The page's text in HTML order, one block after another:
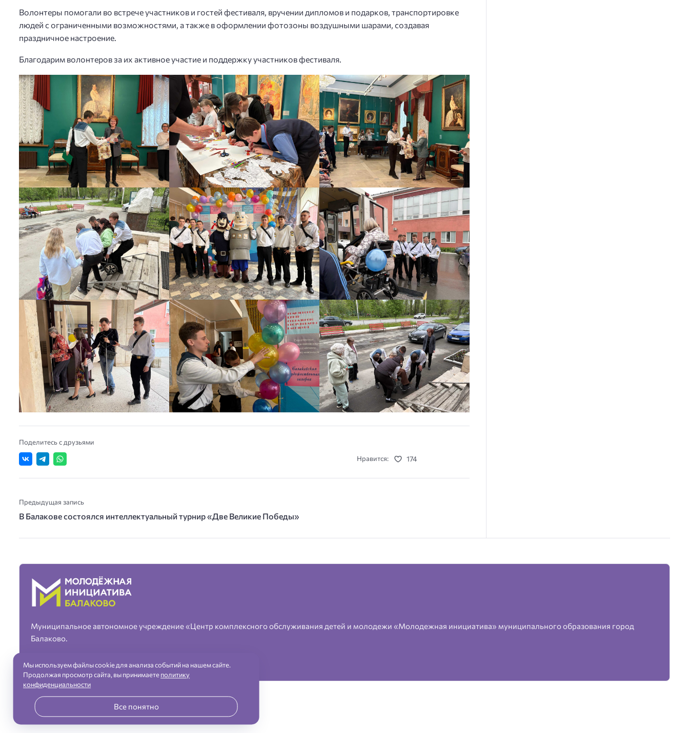
Волонтеры помогали во встрече участников и гостей фестиваля, вручении дипломов и подарков, транспортировке
людей с ограниченными возможностями, а также в оформлении фотозоны воздушными шарами, создавая
праздничное настроение.
Благодарим волонтеров за их активное участие и поддержку участников фестиваля.
Поделитесь с друзьями
Нравится: 174
Предыдущая запись
В Балакове состоялся интеллектуальный турнир «Две Великие Победы»
Муниципальное автономное учреждение «Центр комплексного обслуживания детей и молодежи «Молодежная инициатива» муниципального образования город
Балаково.
«Молодежная инициатива» город Балаково — официальный сайт ©
2026
Разработка сайта и дизайн:revtail.ru
Мы используем файлы cookie для анализа событий на нашем сайте.
Продолжая просмотр сайта, вы принимаетеполитику
конфиденциальности
Все понятно